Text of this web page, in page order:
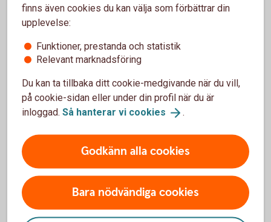
Erbjud medarbetarna löneväxling
Direktpension
Företag med kollektivavtal
finns även cookies du kan välja som förbättrar din
upplevelse:
Funktioner, prestanda och statistik
Relevant marknadsföring
Du kan ta tillbaka ditt cookie-medgivande när du vill,
på cookie-sidan eller under din profil när du är
inloggad. Så hanterar vi cookies .
Godkänn alla cookies
Bara nödvändiga cookies